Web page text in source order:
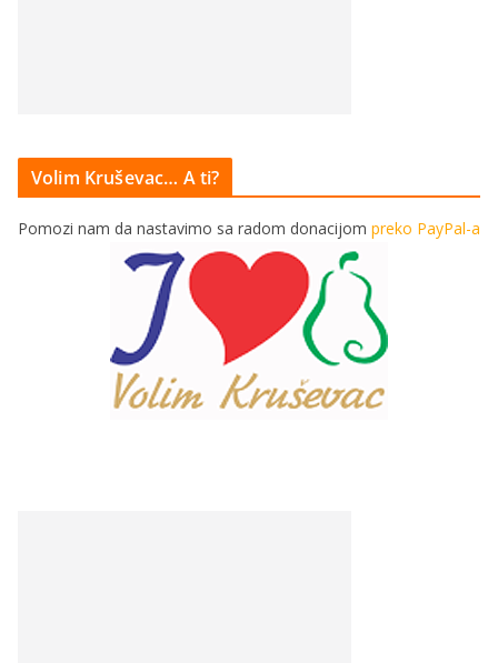
Volim Kruševac… A ti?
Pomozi nam da nastavimo sa radom donacijom preko PayPal-a